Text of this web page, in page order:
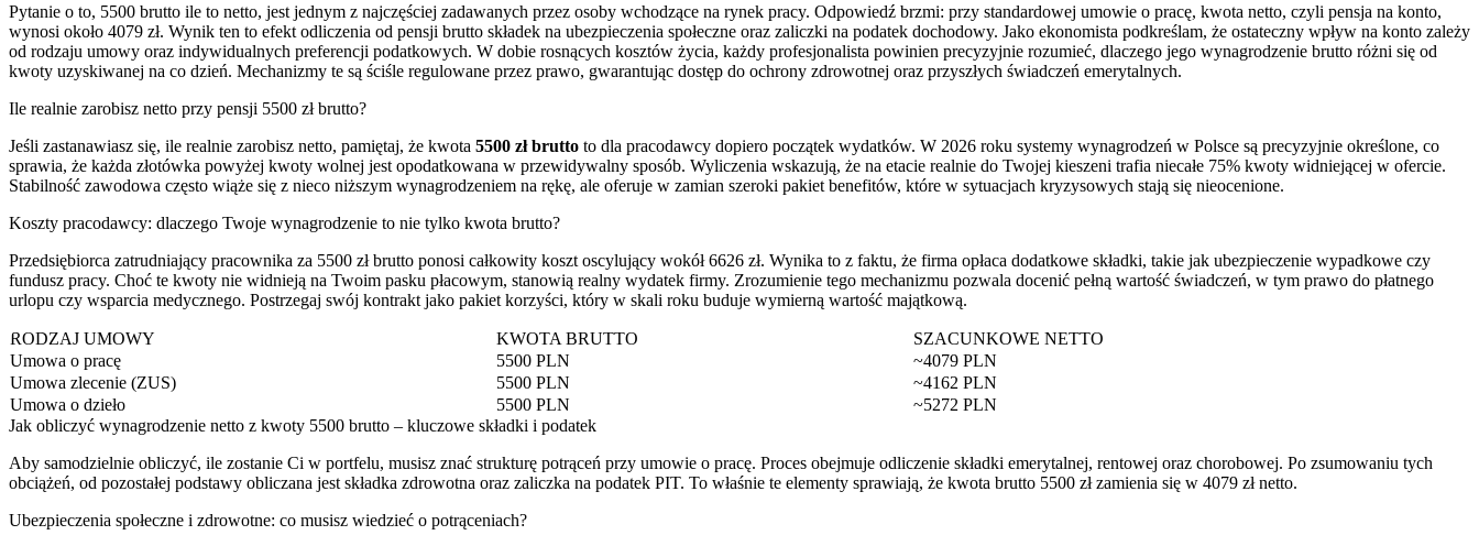
Pytanie o to, 5500 brutto ile to netto, jest jednym z najczęściej zadawanych przez osoby wchodzące na rynek pracy. Odpowiedź brzmi: przy standardowej umowie o pracę, kwota netto, czyli pensja na konto,
wynosi około 4079 zł. Wynik ten to efekt odliczenia od pensji brutto składek na ubezpieczenia społeczne oraz zaliczki na podatek dochodowy. Jako ekonomista podkreślam, że ostateczny wpływ na konto zależy
od rodzaju umowy oraz indywidualnych preferencji podatkowych. W dobie rosnących kosztów życia, każdy profesjonalista powinien precyzyjnie rozumieć, dlaczego jego wynagrodzenie brutto różni się od
kwoty uzyskiwanej na co dzień. Mechanizmy te są ściśle regulowane przez prawo, gwarantując dostęp do ochrony zdrowotnej oraz przyszłych świadczeń emerytalnych.
Ile realnie zarobisz netto przy pensji 5500 zł brutto?
Jeśli zastanawiasz się, ile realnie zarobisz netto, pamiętaj, że kwota 5500 zł brutto to dla pracodawcy dopiero początek wydatków. W 2026 roku systemy wynagrodzeń w Polsce są precyzyjnie określone, co
sprawia, że każda złotówka powyżej kwoty wolnej jest opodatkowana w przewidywalny sposób. Wyliczenia wskazują, że na etacie realnie do Twojej kieszeni trafia niecałe 75% kwoty widniejącej w ofercie.
Stabilność zawodowa często wiąże się z nieco niższym wynagrodzeniem na rękę, ale oferuje w zamian szeroki pakiet benefitów, które w sytuacjach kryzysowych stają się nieocenione.
Koszty pracodawcy: dlaczego Twoje wynagrodzenie to nie tylko kwota brutto?
Przedsiębiorca zatrudniający pracownika za 5500 zł brutto ponosi całkowity koszt oscylujący wokół 6626 zł. Wynika to z faktu, że firma opłaca dodatkowe składki, takie jak ubezpieczenie wypadkowe czy
fundusz pracy. Choć te kwoty nie widnieją na Twoim pasku płacowym, stanowią realny wydatek firmy. Zrozumienie tego mechanizmu pozwala docenić pełną wartość świadczeń, w tym prawo do płatnego
urlopu czy wsparcia medycznego. Postrzegaj swój kontrakt jako pakiet korzyści, który w skali roku buduje wymierną wartość majątkową.
RODZAJ UMOWY KWOTA BRUTTO
SZACUNKOWE NETTO
Umowa o pracę
5500 PLN
~4079 PLN
Umowa zlecenie (ZUS)
5500 PLN
~4162 PLN
Umowa o dzieło
5500 PLN
~5272 PLN
Jak obliczyć wynagrodzenie netto z kwoty 5500 brutto – kluczowe składki i podatek
Aby samodzielnie obliczyć, ile zostanie Ci w portfelu, musisz znać strukturę potrąceń przy umowie o pracę. Proces obejmuje odliczenie składki emerytalnej, rentowej oraz chorobowej. Po zsumowaniu tych
obciążeń, od pozostałej podstawy obliczana jest składka zdrowotna oraz zaliczka na podatek PIT. To właśnie te elementy sprawiają, że kwota brutto 5500 zł zamienia się w 4079 zł netto.
Ubezpieczenia społeczne i zdrowotne: co musisz wiedzieć o potrąceniach?